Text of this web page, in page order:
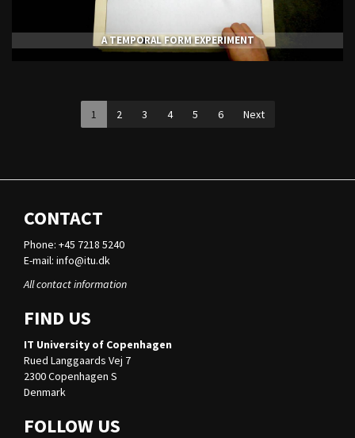
A TEMPORAL FORM EXPERIMENT
1 2 3 4 5 6 Next
CONTACT
Phone: +45 7218 5240
E-mail: info@itu.dk
All contact information
FIND US
IT University of Copenhagen
Rued Langgaards Vej 7
2300 Copenhagen S
Denmark
FOLLOW US